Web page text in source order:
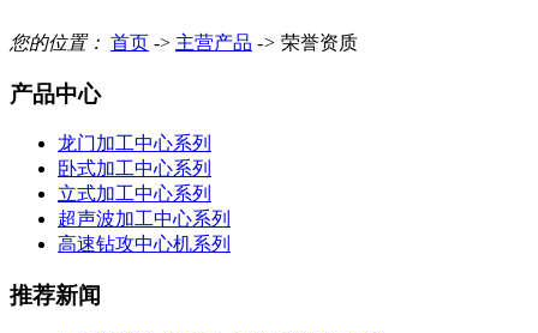
您的位置： 首页 -> 主营产品 -> 荣誉资质
产品中心
龙门加工中心系列
卧式加工中心系列
立式加工中心系列
超声波加工中心系列
高速钻攻中心机系列
推荐新闻